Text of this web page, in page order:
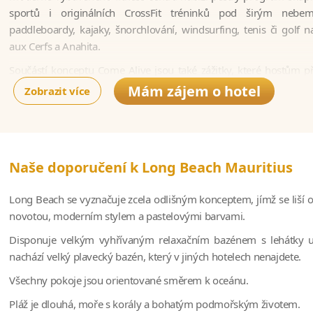
sportů i originálních CrossFit tréninků pod širým
paddleboardy, kajaky, šnorchlování, windsurfing, tenis či golf
aux Cerfs a Anahita.
kulturu. Mezi nejzajímavější patří Biodiversity Trail – prohlídka
s ochutnávkou medu a seznámením s místní flórou. Tento
například výlety na elektrokole podél východního pobřeží,
aktivity zaměřené na poznávání Mauricia z netradiční perspektivy.
Wellbeing zde neznamená pouze návštěvu lázní. Resort
regeneraci organismu – od ranní jógy přes relaxační
rituals, které podporují kvalitní spánek a hluboké uvolnění po dni
si hosté odvážejí nejen krásné zážitky, ale také pocit
Zobrazit více Mám zájem o hotel
Naše doporučení k Long Beach Mauritius
Long Beach se vyznačuje zcela odlišným konceptem, jímž se liší
novotou, moderním stylem a pastelovými barvami.
Disponuje velkým vyhřívaným relaxačním bazénem s lehátky
nachází velký plavecký bazén, který v jiných hotelech nenajdete.
Všechny pokoje jsou orientované směrem k oceánu.
Pláž je dlouhá, moře s korály a bohatým podmořským životem.